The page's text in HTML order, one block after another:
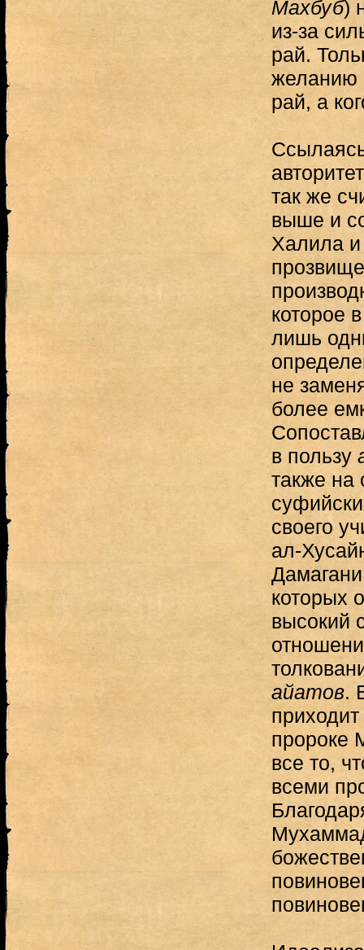
Махбуб)
из-за
рай.
желанию
рай, а
так же
выше и
Халила и
которое
лишь
не
более
в пользу
также на
своего
ал-
которых
высокий
айатов.
пророке
все то,
всеми